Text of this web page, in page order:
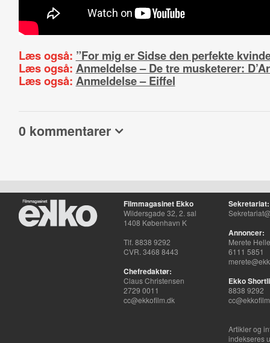
Læs også: ”For mig er Sidse den perfekte
Læs også: Anmeldelse – De tre musketerer:
Læs også: Anmeldelse – Eiffel
0 kommentarer
Filmmagasinet Ekko
Wildersgade 32, 2. sal
1408 København K
Tlf. 8838 9292
CVR. 3468 8443
Chefredaktør:
Claus Christensen
2729 0011
cc@ekkofilm.dk
Sekretariat:
Annoncer:
Merete
6111 5851
Ekko
8838 9292
Artikler og
indekseres